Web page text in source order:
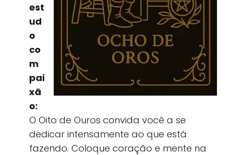
est
ud
o
co
m
pai
xã
o:
O Oito de Ouros convida você a se
dedicar intensamente ao que está
fazendo. Coloque coração e mente na